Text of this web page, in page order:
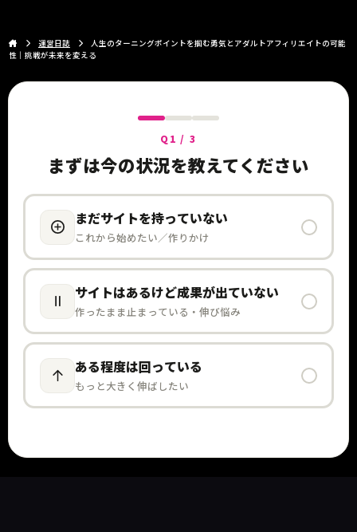
運営日誌
人生のターニングポイントを掴む勇気とアダルトアフィリエイトの可能
性｜挑戦が未来を変える
Q1 / 3
まずは今の状況を教えてください
まだサイトを持っていない
これから始めたい／作りかけ
サイトはあるけど成果が出ていない
作ったまま止まっている・伸び悩み
ある程度は回っている
もっと大きく伸ばしたい